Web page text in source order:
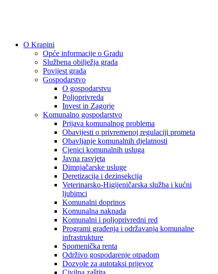
O Krapini
Opće informacije o Gradu
Službena obilježja grada
Povijest grada
Gospodarstvo
O gospodarstvu
Poljoprivreda
Invest in Zagorje
Komunalno gospodarstvo
Prijava komunalnog problema
Obavijesti o privremenoj regulaciji prometa
Obavljanje komunalnih djelatnosti
Cjenici komunalnih usluga
Javna rasvjeta
Dimnjačarske usluge
Deretizacija i dezinsekcija
Veterinarsko-Higijeničarska služba i kućni
ljubimci
Komunalni doprinos
Komunalna naknada
Komunalni i poljoprivredni red
Programi građenja i održavanja komunalne
infrastrukture
Spomenička renta
Održivo gospodarenje otpadom
Dozvole za autotaksi prijevoz
Civilna zaštita